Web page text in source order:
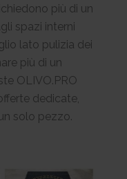
più di un
spazi interni
lato pulizia dei
più di un
OLIVO.PRO
dedicate,
solo pezzo.